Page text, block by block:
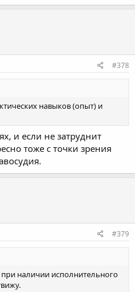
#378
навыков (опыт) и
и если не затруднит
тоже с точки зрения
#379
наличии исполнительного